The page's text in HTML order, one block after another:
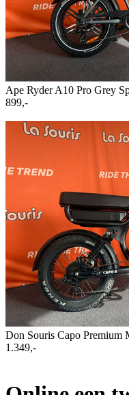
Ape Ryder A10 Pro Grey
899,-
Don Souris Capo Premium
1.349,-